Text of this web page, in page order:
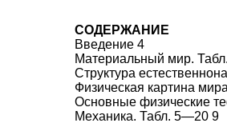
СОДЕРЖАНИЕ
Введение 4
Материальный мир.
Структура
Физическая картина
Основные физические
Механика. Табл. 5—20 9